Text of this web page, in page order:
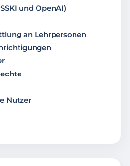
und OpenAI)
an Lehrpersonen
Nutzer